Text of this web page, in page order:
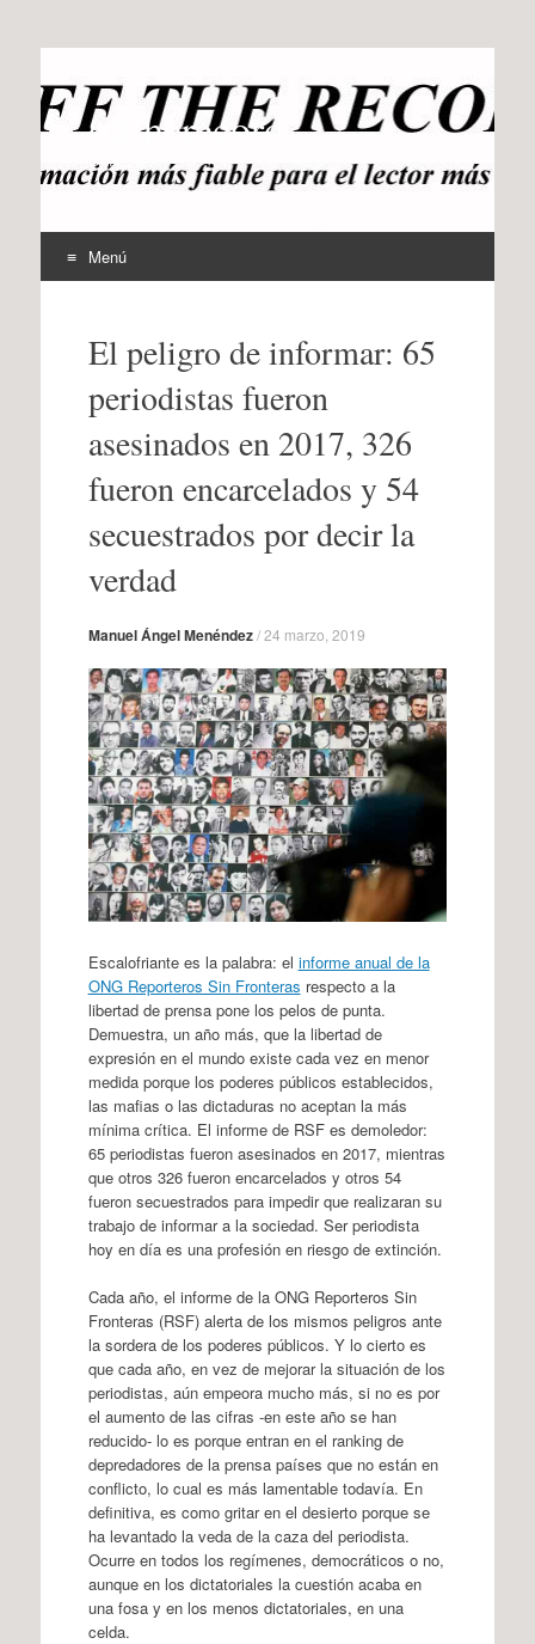
offtherecord
OTR
Menú
contenidoEl peligro de informar: 65
periodistas fueron
asesinados en 2017, 326
fueron encarcelados y 54
secuestrados por decir la
verdad
Manuel Ángel Menéndez/24 marzo, 2019
Escalofriante es la palabra: el informe anual de la
ONG Reporteros Sin Fronteras respecto a la
libertad de prensa pone los pelos de punta.
Demuestra, un año más, que la libertad de
expresión en el mundo existe cada vez en menor
medida porque los poderes públicos establecidos,
las mafias o las dictaduras no aceptan la más
mínima crítica. El informe de RSF es demoledor:
65 periodistas fueron asesinados en 2017, mientras
que otros 326 fueron encarcelados y otros 54
fueron secuestrados para impedir que realizaran su
trabajo de informar a la sociedad. Ser periodista
hoy en día es una profesión en riesgo de extinción.
Cada año, el informe de la ONG Reporteros Sin
Fronteras (RSF) alerta de los mismos peligros ante
la sordera de los poderes públicos. Y lo cierto es
que cada año, en vez de mejorar la situación de los
periodistas, aún empeora mucho más, si no es por
el aumento de las cifras -en este año se han
reducido- lo es porque entran en el ranking de
depredadores de la prensa países que no están en
conflicto, lo cual es más lamentable todavía. En
definitiva, es como gritar en el desierto porque se
ha levantado la veda de la caza del periodista.
Ocurre en todos los regímenes, democráticos o no,
aunque en los dictatoriales la cuestión acaba en
una fosa y en los menos dictatoriales, en una
celda.